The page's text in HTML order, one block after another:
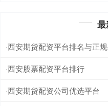
·西安期货配资平台排名与正
·西安股票配资平台排行
·西安期货配资公司优选平台